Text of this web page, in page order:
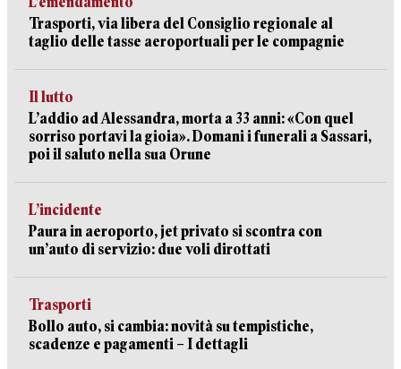
Trasporti, via libera del Consiglio regionale al
taglio delle tasse aeroportuali per le compagnie
Il lutto
L’addio ad Alessandra, morta a 33 anni: «Con quel
sorriso portavi la gioia». Domani i funerali a Sassari,
poi il saluto nella sua Orune
L’incidente
Paura in aeroporto, jet privato si scontra con
un’auto di servizio: due voli dirottati
Trasporti
Bollo auto, si cambia: novità su tempistiche,
scadenze e pagamenti – I dettagli